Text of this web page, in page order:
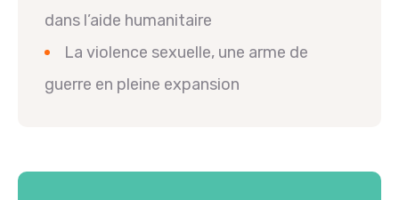
dans l’aide humanitaire
La violence sexuelle, une arme de
guerre en pleine expansion